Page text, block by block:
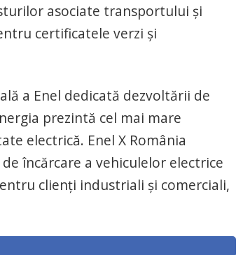
asociate transportului și
certificatele verzi și
a Enel dedicată dezvoltării de
prezintă cel mai mare
electrică. Enel X România
încărcare a vehiculelor electrice
clienți industriali și comerciali,